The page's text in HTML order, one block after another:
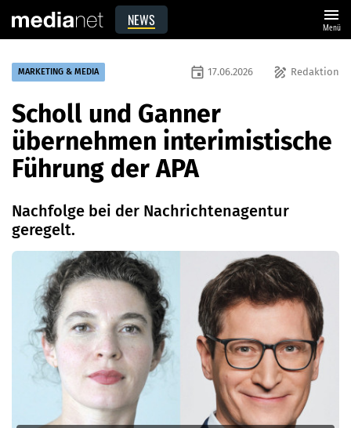
NEWS menu
Menü
MARKETING & MEDIA draw Redaktion
event 17.06.2026
Scholl und Ganner
übernehmen interimistische
Führung der APA
Nachfolge bei der Nachrichtenagentur
geregelt.